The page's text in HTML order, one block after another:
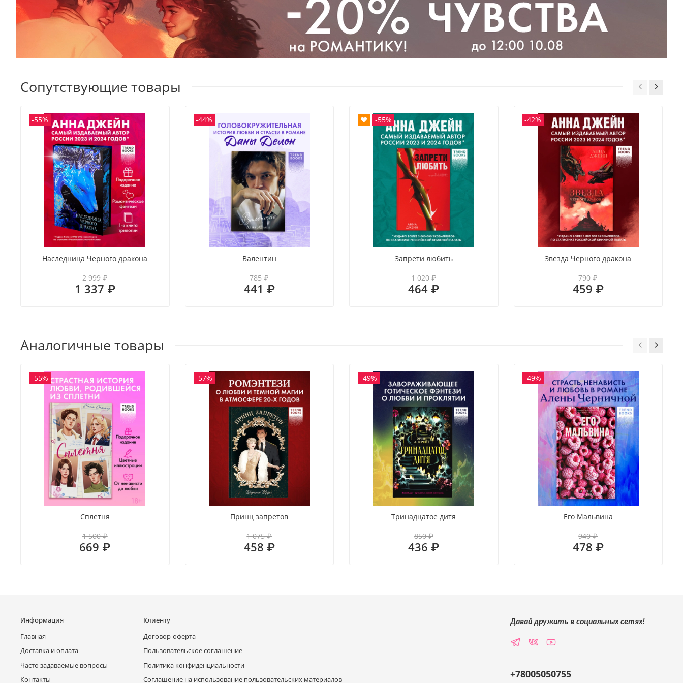
Любимая история в новом оформлении с иллюстрацией
MARKASS
Продолжение романа «Будь моим» от звезды янг эдалт Даны
Делон
В книге есть: #второй_шанс #страсть #путешествия
Троп «от ненависти до любви»
Мягкая обложка — удобно брать с собой
Возраст 18+
Валентина — умиление. А подшучивание папы Полин над
«котиком» — гениально! Море эмоций, обожаю, плюс одна книжная
любовь в копилку!
Сопутствующие товары
-55%
Наследница Черного дракона
2 999 ₽
1 337 ₽
-44%
Валентин
785 ₽
441 ₽
❤ -55%
Запрети любить
1 020 ₽
464 ₽
-42%
Звезда Черного дракона
790 ₽
459 ₽
Аналогичные товары
-55%
Сплетня
1 500 ₽
669 ₽
-57%
Принц запретов
1 075 ₽
458 ₽
-49%
Тринадцатое дитя
850 ₽
436 ₽
-49%
Его Мальвина
940 ₽
478 ₽
Информация
Главная
Доставка и оплата
Часто задаваемые вопросы
Контакты
Клиенту
Договор-оферта
Пользовательское соглашение
Политика конфиденциальности
Соглашение на использование пользовательских материалов
Давай дружить в социальных сетях!
+78005050755